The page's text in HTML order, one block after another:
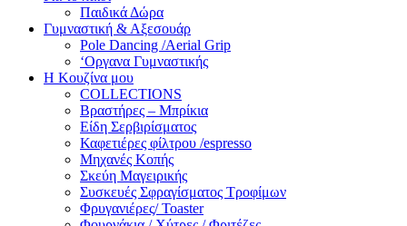
Παιδικά Δώρα
Γυμναστική & Αξεσουάρ
Pole Dancing /Aerial Grip
‘Οργανα Γυμναστικής
Η Κουζίνα μου
COLLECTIONS
Βραστήρες – Μπρίκια
Είδη Σερβιρίσματος
Καφετιέρες φίλτρου /espresso
Μηχανές Κοπής
Σκεύη Μαγειρικής
Συσκευές Σφραγίσματος Τροφίμων
Φρυγανιέρες/ Toaster